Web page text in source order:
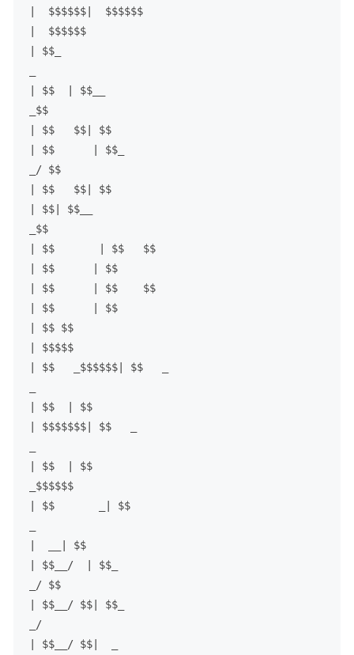
|  $$$$$$|  $$$$$$
|  $$$$$$
| $$_
| $$  | $$__
_$$
| $$   $$| $$
| $$      | $$_
_/ $$
| $$   $$| $$
| $$| $$__
_$$
| $$       | $$   $$
| $$      | $$
| $$      | $$    $$
| $$      | $$
| $$ $$
| $$$$$
| $$   _$$$$$$| $$   _
| $$  | $$
| $$$$$$$| $$   _
| $$  | $$
_$$$$$$
| $$       _| $$
|  __| $$
| $$__/  | $$_
_/ $$
| $$__/ $$| $$_
_/
| $$__/ $$|  _